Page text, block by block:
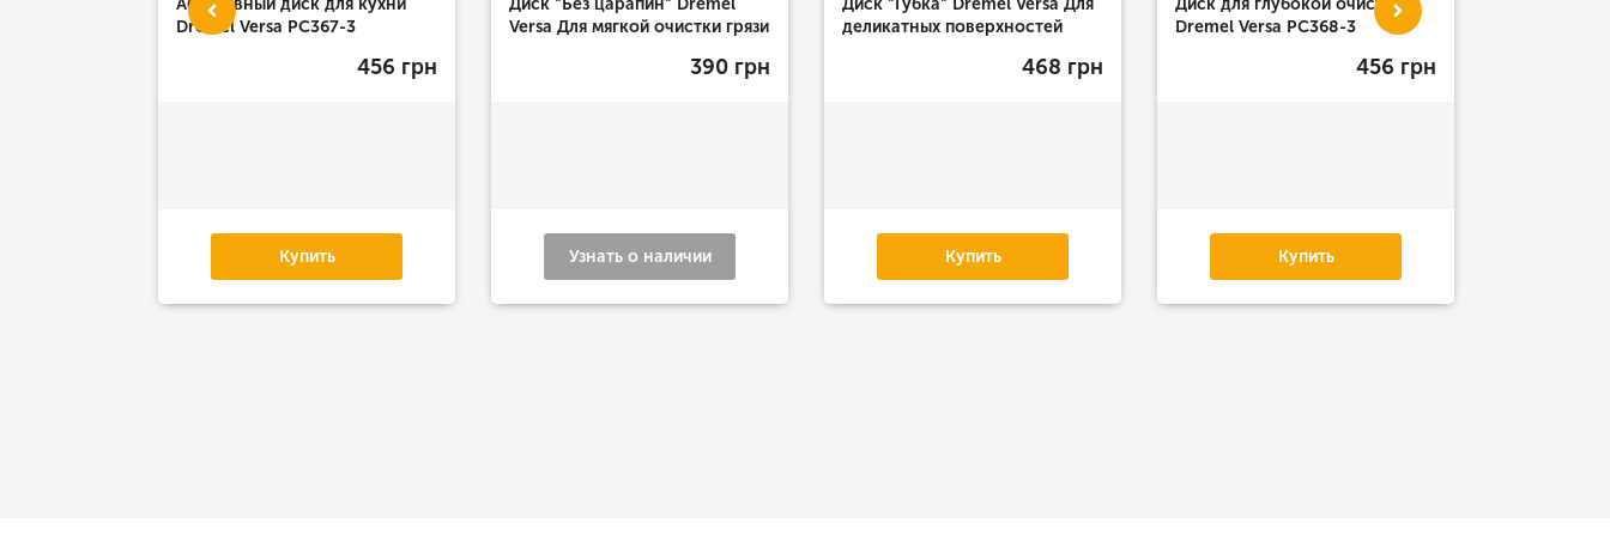
Dremel Versa PC367-3
456 грн
Купить
Versa Для мягкой очистки грязи
390 грн
Узнать о наличии
деликатных поверхностей
468 грн
Купить
Dremel Versa PC368-3
456 грн
Купить